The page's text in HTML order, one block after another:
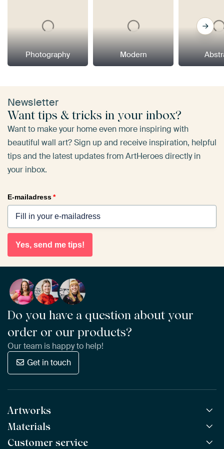
Photography Modern
Newsletter
Want tips & tricks in your inbox?
Want to make your home even more inspiring with
beautiful wall art? Sign up and receive inspiration, helpful
tips and the latest updates from ArtHeroes directly in
your inbox.
E-mailadress*
Yes, send me tips!
Do you have a question about your
order or our products?
Our team is happy to help!
Get in touch
Artworks
All Works
All Collections
Materials
ArtFrame™ POPULAR
Customer service